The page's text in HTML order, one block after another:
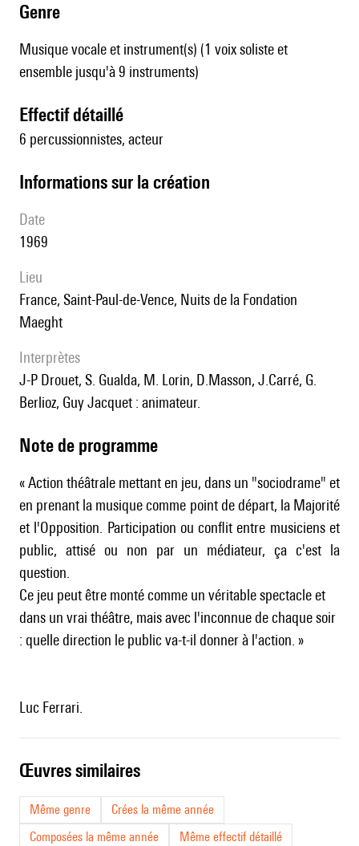
genre
Musique vocale et instrument(s) (1 voix soliste et
ensemble jusqu'à 9 instruments)
effectif détaillé
6 percussionnistes, acteur
informations sur la création
date
1969
lieu
France, Saint-Paul-de-Vence, Nuits de la Fondation
Maeght
interprètes
J-P Drouet, S. Gualda, M. Lorin, D.Masson, J.Carré, G.
Berlioz, Guy Jacquet : animateur.
Note de programme
« Action théâtrale mettant en jeu, dans un "sociodrame" et
en prenant la musique comme point de départ, la Majorité
et l'Opposition. Participation ou conflit entre musiciens et
public, attisé ou non par un médiateur, ça c'est la
question.
Ce jeu peut être monté comme un véritable spectacle et
dans un vrai théâtre, mais avec l'inconnue de chaque soir
: quelle direction le public va-t-il donner à l'action. »
Luc Ferrari.
œuvres similaires
Même genre
Crées la même année
Composées la même année
Même effectif détaillé